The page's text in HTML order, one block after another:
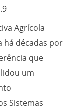
9
Agrícola
há décadas por
que
um
Sistemas